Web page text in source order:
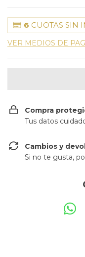
6 CUOTAS SIN
VER MEDIOS DE
Compra
Tus datos
Cambios y
Si no te gusta,